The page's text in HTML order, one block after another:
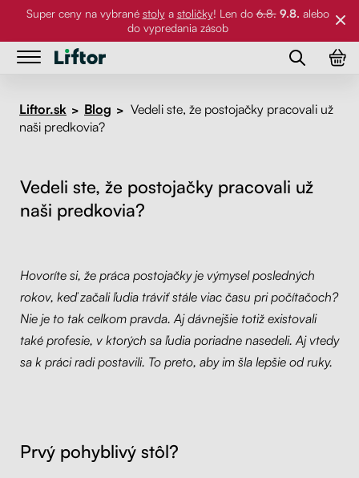
Super ceny na vybrané stolya stoličky! Len do6.8. 9.8. alebo
do vypredania zásob
Kancelárske stoly
Pracovné stoly
Stoličky
Príslušenstvo
Držiaky na PC
Držiaky na monitor
Stojany na monitor - Riser
Galéria
O nás
Stolové dosky
Príslušenstvo
Liftor.sk > Blog > Vedeli ste, že postojačky pracovali už
naši predkovia?
Vedeli ste, že postojačky pracovali už
naši predkovia?
Hovoríte si, že práca postojačky je výmysel posledných
rokov, keď začali ľudia tráviť stále viac času pri počítačoch?
Nie je to tak celkom pravda. Aj dávnejšie totiž existovali
také profesie, v ktorých sa ľudia poriadne nasedeli. Aj vtedy
sa k práci radi postavili. To preto, aby im šla lepšie od ruky.
Prvý pohyblivý stôl?